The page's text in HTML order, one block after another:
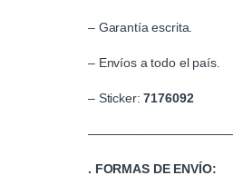
– Garantía escrita.
– Envíos a todo el país.
– Sticker: 7176092
. FORMAS DE ENVÍO: